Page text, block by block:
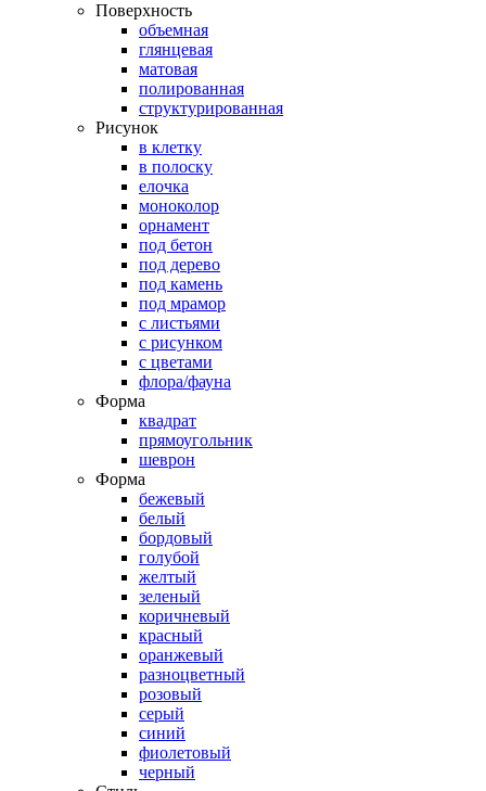
Поверхность
объемная
глянцевая
матовая
полированная
структурированная
Рисунок
в клетку
в полоску
елочка
моноколор
орнамент
под бетон
под дерево
под камень
под мрамор
с листьями
с рисунком
с цветами
флора/фауна
Форма
квадрат
прямоугольник
шеврон
Форма
бежевый
белый
бордовый
голубой
желтый
зеленый
коричневый
красный
оранжевый
разноцветный
розовый
серый
синий
фиолетовый
черный